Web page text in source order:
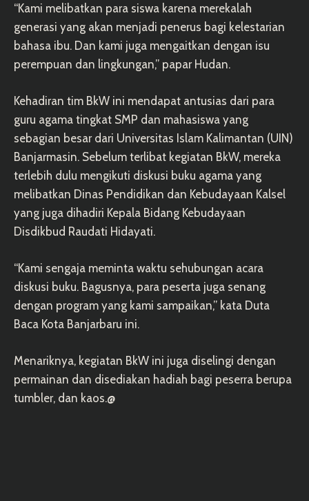
“Kami melibatkan para siswa karena merekalah
generasi yang akan menjadi penerus bagi kelestarian
bahasa ibu. Dan kami juga mengaitkan dengan isu
perempuan dan lingkungan,” papar Hudan.
Kehadiran tim BkW ini mendapat antusias dari para
guru agama tingkat SMP dan mahasiswa yang
sebagian besar dari Universitas Islam Kalimantan (UIN)
Banjarmasin. Sebelum terlibat kegiatan BkW, mereka
terlebih dulu mengikuti diskusi buku agama yang
melibatkan Dinas Pendidikan dan Kebudayaan Kalsel
yang juga dihadiri Kepala Bidang Kebudayaan
Disdikbud Raudati Hidayati.
“Kami sengaja meminta waktu sehubungan acara
diskusi buku. Bagusnya, para peserta juga senang
dengan program yang kami sampaikan,” kata Duta
Baca Kota Banjarbaru ini.
Menariknya, kegiatan BkW ini juga diselingi dengan
permainan dan disediakan hadiah bagi peserra berupa
tumbler, dan kaos.@